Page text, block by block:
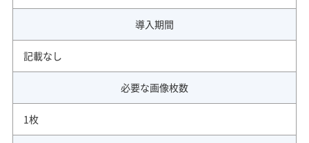
導入期間
記載なし
必要な画像枚数
1枚